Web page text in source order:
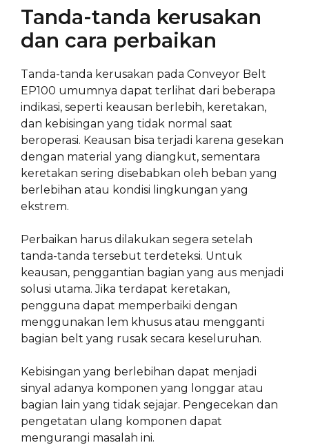
Tanda-tanda kerusakan
dan cara perbaikan
Tanda-tanda kerusakan pada Conveyor Belt
EP100 umumnya dapat terlihat dari beberapa
indikasi, seperti keausan berlebih, keretakan,
dan kebisingan yang tidak normal saat
beroperasi. Keausan bisa terjadi karena gesekan
dengan material yang diangkut, sementara
keretakan sering disebabkan oleh beban yang
berlebihan atau kondisi lingkungan yang
ekstrem.
Perbaikan harus dilakukan segera setelah
tanda-tanda tersebut terdeteksi. Untuk
keausan, penggantian bagian yang aus menjadi
solusi utama. Jika terdapat keretakan,
pengguna dapat memperbaiki dengan
menggunakan lem khusus atau mengganti
bagian belt yang rusak secara keseluruhan.
Kebisingan yang berlebihan dapat menjadi
sinyal adanya komponen yang longgar atau
bagian lain yang tidak sejajar. Pengecekan dan
pengetatan ulang komponen dapat
mengurangi masalah ini.